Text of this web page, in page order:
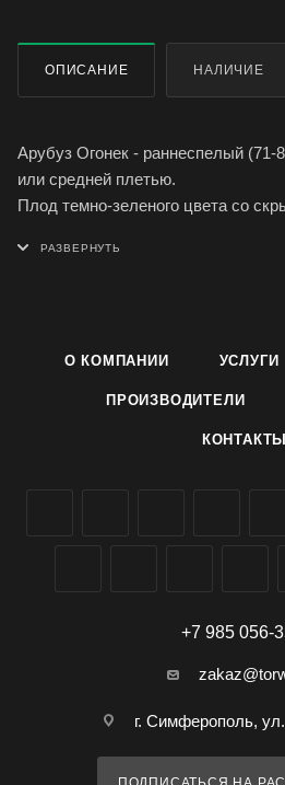
ОПИСАНИЕ НАЛИЧИЕ
Арубуз Огонек - раннеспелый (71-
или средней плетью.
Плод темно-зеленого цвета со
1,7-2,3 кг.
упаковке.
Симферополе, Крыму, доставка по
О КОМПАНИИ УСЛУГИ
ПРОИЗВОДИТЕЛИ
КОНТАКТЫ
+7 985 056-
г. Симферополь,